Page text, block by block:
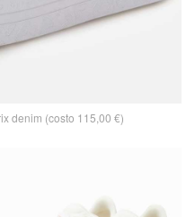
denim (costo 115,00 €)